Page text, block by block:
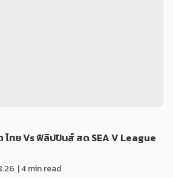
ทย Vs ฟิลิปปินส์ สด SEA V League
| 4 min read